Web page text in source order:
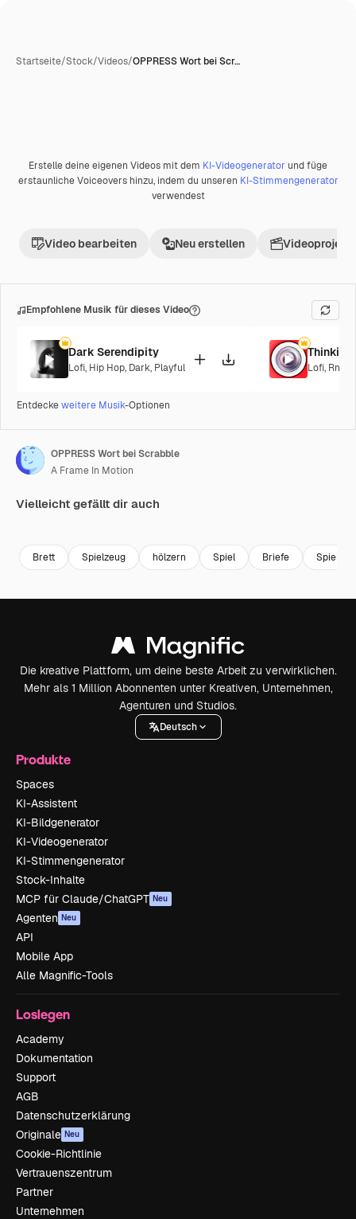
Startseite/Stock/Videos/OPPRESS Wort bei Scr…
Premium
Erstelle deine eigenen Videos mit dem KI-Videogenerator und füge
erstaunliche Voiceovers hinzu, indem du unseren KI-Stimmengenerator
verwendest
Video bearbeiten Neu erstellen Videoprojekt
Empfohlene Musik für dieses Video
Dark Serendipity
Lofi, Hip Hop, Dark, Playful
Thinking
Lofi, RnB
Entdeckeweitere Musik-Optionen
OPPRESS Wort bei Scrabble
A Frame In Motion
Vielleicht gefällt dir auch
Brett Spielzeug hölzern Spiel Briefe
Die kreative Plattform, um deine beste Arbeit zu verwirklichen.
Mehr als 1 Million Abonnenten unter Kreativen, Unternehmen,
Agenturen und Studios.
Deutsch
Produkte
Spaces
KI-Assistent
KI-Bildgenerator
KI-Videogenerator
KI-Stimmengenerator
Stock-Inhalte
MCP für Claude/ChatGPT Neu
Agenten Neu
API
Mobile App
Alle Magnific-Tools
Loslegen
Academy
Dokumentation
Support
AGB
Datenschutzerklärung
Originale Neu
Cookie-Richtlinie
Vertrauenszentrum
Partner
Unternehmen